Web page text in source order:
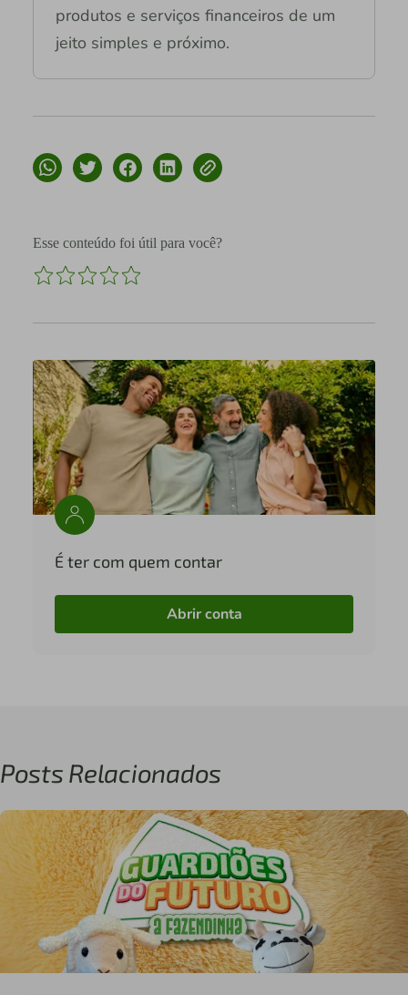
produtos e serviços financeiros de um
jeito simples e próximo.
Esse conteúdo foi útil para você?
É ter com quem contar
Abrir conta
Posts Relacionados